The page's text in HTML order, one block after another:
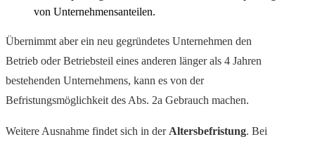
von Unternehmensanteilen.
Übernimmt aber ein neu gegründetes Unternehmen den
Betrieb oder Betriebsteil eines anderen länger als 4 Jahren
bestehenden Unternehmens, kann es von der
Befristungsmöglichkeit des Abs. 2a Gebrauch machen.
Weitere Ausnahme findet sich in der Altersbefristung. Bei